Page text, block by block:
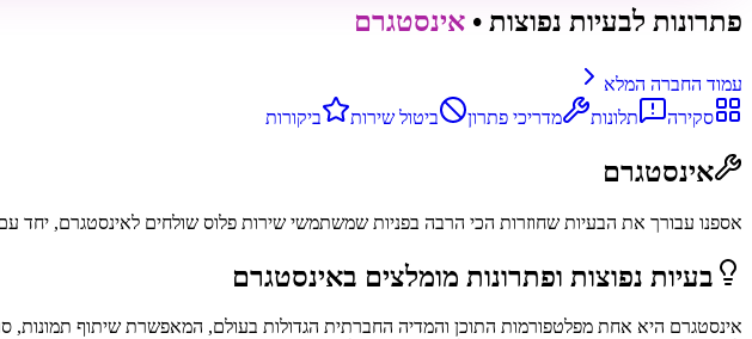
פתרונות לבעיות נפוצות • אינסטגרם
עמוד החברה המלא
סקירה
תלונות מדריכי פתרון ביטול שירות ביקורות
אינסטגרם
אספנו עבורך את הבעיות שחוזרות הכי הרבה בפניות שמשתמשי שירות פלוס שולחים לאינסטגרם, יחד
בעיות נפוצות ופתרונות מומלצים באינסטגרם
אינסטגרם היא אחת מפלטפורמות התוכן והמדיה החברתית הגדולות בעולם, המאפשרת שיתוף תמונות,